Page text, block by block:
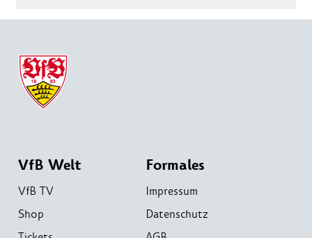
VfB Welt
VfB TV
Shop
Formales
Impressum
Datenschutz